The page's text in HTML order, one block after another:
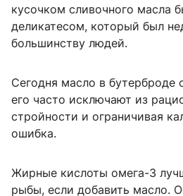
кусочком сливочного масла
деликатесом, который был
большинству людей.
Сегодня масло в бутерброде
его часто исключают из
стройности и ограничивая
ошибка.
Жирные кислоты омега-3
рыбы, если добавить масло.